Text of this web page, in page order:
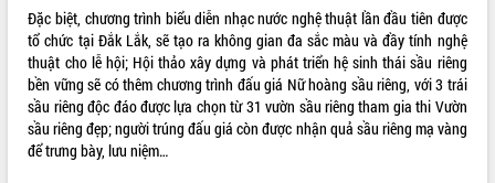
Rà soát, hoàn thiện hệ thống thiết chế
văn hóa, thể thao đáp ứng yêu cầu
phát triển mới
Thường trực HĐND tỉnh Đắk Lắk gặp
mặt Đoàn chuyên gia y tế TP. Hồ Chí
Minh
Lễ truy điệu và an táng hài cốt liệt sĩ
THỐNG KÊ TRUY CẬP
Hôm nay: 23865
Tất cả: 66109533
Đặc biệt, chương trình biểu diễn nhạc nước nghệ thuật lần đầu tiên được
tổ chức tại Đắk Lắk, sẽ tạo ra không gian đa sắc màu và đầy tính nghệ
thuật cho lễ hội; Hội thảo xây dựng và phát triển hệ sinh thái sầu riêng
bền vững sẽ có thêm chương trình đấu giá Nữ hoàng sầu riêng, với 3 trái
sầu riêng độc đáo được lựa chọn từ 31 vườn sầu riêng tham gia thi Vườn
sầu riêng đẹp; người trúng đấu giá còn được nhận quả sầu riêng mạ vàng
để trưng bày, lưu niệm…